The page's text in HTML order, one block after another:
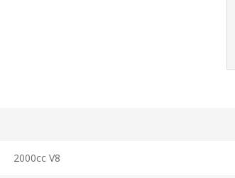
2000cc V8